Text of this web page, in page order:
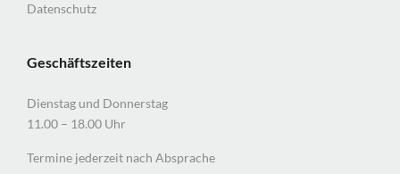
Datenschutz
Geschäftszeiten
Dienstag und Donnerstag
11.00 – 18.00 Uhr
Termine jederzeit nach Absprache